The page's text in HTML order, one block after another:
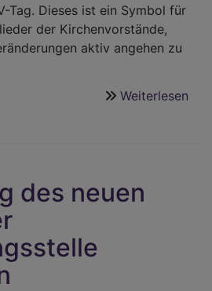
Tag. Dieses ist ein Symbol für
der Kirchenvorstände,
aktiv angehen zu
Weiterlesen
des neuen